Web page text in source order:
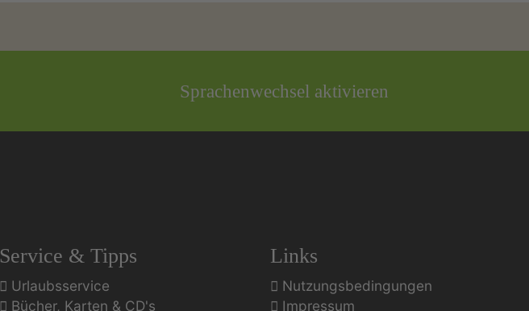
Sprachenwechsel aktivieren
Service & Tipps
Urlaubsservice
Bücher, Karten & CD's
Links
Nutzungsbedingungen
Impressum